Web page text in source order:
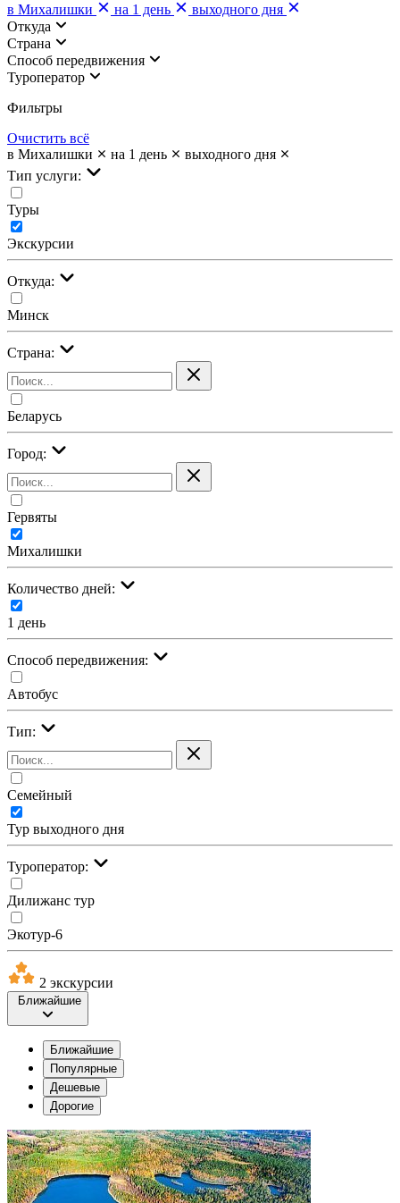
в Михалишки
на 1 день
выходного дня
Откуда
Страна
Cпособ передвижения
Туроператор
Фильтры
Очистить всё
в Михалишки
на 1 день
выходного дня
Тип услуги:
Туры
Экскурсии
Откуда:
Минск
Страна:
Беларусь
Город:
Гервяты
Михалишки
Количество дней:
1 день
Cпособ передвижения:
Автобус
Тип:
Семейный
Тур выходного дня
Туроператор:
Дилижанс тур
Экотур-6
2 экскурсии
Ближайшие
Ближайшие
Популярные
Дешевые
Дорогие